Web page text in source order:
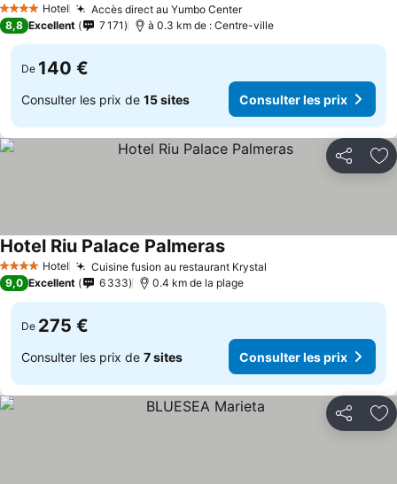
4 Étoiles Hotel Accès direct au Yumbo CenterConsulter les prix
8,8 Excellent 7 171 à 0.3 km de : Centre-ville
De 140 €
Consulter les prix de 15 sites Consulter les prix
Partager
4 Étoiles Hotel Cuisine fusion au restaurant Krystal
Hotel Riu Palace PalmerasConsulter les prix
9,0 Excellent 6 333 0.4 km de la plage
De 275 €
Consulter les prix de 7 sites Consulter les prix
Partager